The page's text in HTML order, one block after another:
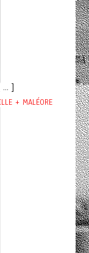
... ]
+ MALÉORE